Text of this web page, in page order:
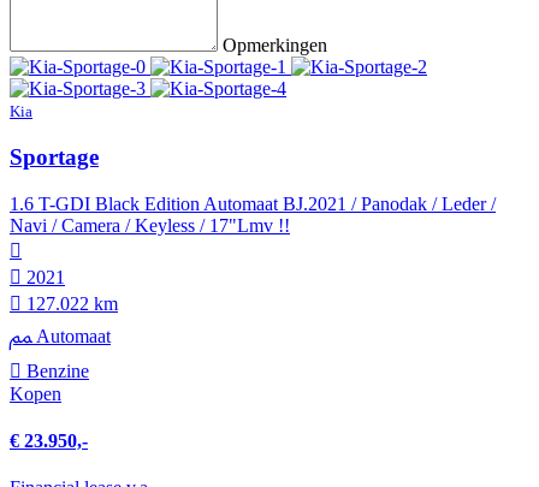
Opmerkingen
Kia
Sportage
1.6 T-GDI Black Edition Automaat BJ.2021 / Panodak / Leder /
Navi / Camera / Keyless / 17"Lmv !!
2021
127.022 km
Automaat
Benzine
Kopen
€ 23.950,-